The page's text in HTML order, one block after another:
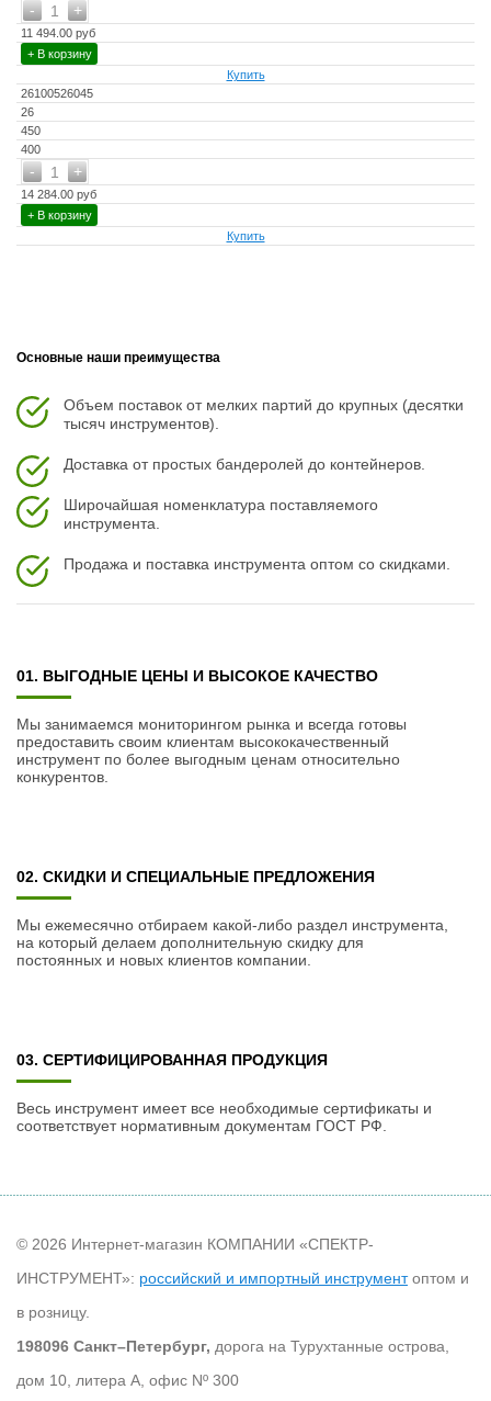
+
- 1
11 494.00 руб
+ В корзину
Купить
26100526045
26
450
400
+
- 1
14 284.00 руб
+ В корзину
Купить
Основные наши преимущества
Объем поставок от мелких партий до крупных (десятки
тысяч инструментов).
Доставка от простых бандеролей до контейнеров.
Широчайшая номенклатура поставляемого
инструмента.
Продажа и поставка инструмента оптом со скидками.
01. ВЫГОДНЫЕ ЦЕНЫ И ВЫСОКОЕ КАЧЕСТВО
Мы занимаемся мониторингом рынка и всегда готовы
предоставить своим клиентам высококачественный
инструмент по более выгодным ценам относительно
конкурентов.
02. СКИДКИ И СПЕЦИАЛЬНЫЕ ПРЕДЛОЖЕНИЯ
Мы ежемесячно отбираем какой-либо раздел инструмента,
на который делаем дополнительную скидку для
постоянных и новых клиентов компании.
03. СЕРТИФИЦИРОВАННАЯ ПРОДУКЦИЯ
Весь инструмент имеет все необходимые сертификаты и
соответствует нормативным документам ГОСТ РФ.
© 2026 Интернет-магазин КОМПАНИИ «СПЕКТР-
ИНСТРУМЕНТ»: российский и импортный инструментоптом и
в розницу.
198096 Санкт–Петербург, дорога на Турухтанные острова,
дом 10, литера А, офис Nº 300